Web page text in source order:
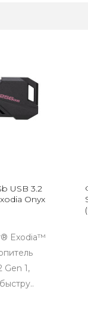
USB 3.2
Onyx
Exodia™
Gen 1,